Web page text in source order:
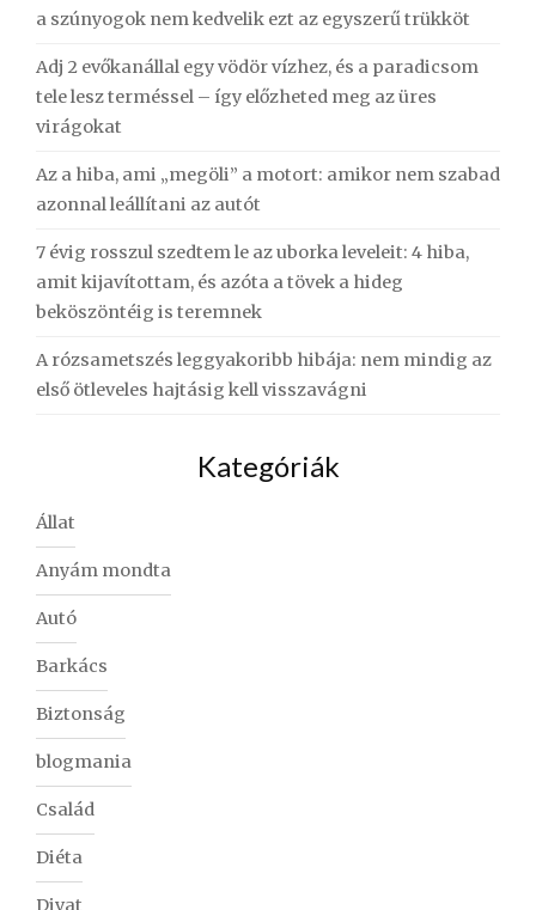
a szúnyogok nem kedvelik ezt az egyszerű trükköt
Adj 2 evőkanállal egy vödör vízhez, és a paradicsom
tele lesz terméssel – így előzheted meg az üres
virágokat
Az a hiba, ami „megöli” a motort: amikor nem szabad
azonnal leállítani az autót
7 évig rosszul szedtem le az uborka leveleit: 4 hiba,
amit kijavítottam, és azóta a tövek a hideg
beköszöntéig is teremnek
A rózsametszés leggyakoribb hibája: nem mindig az
első ötleveles hajtásig kell visszavágni
Kategóriák
Állat
Anyám mondta
Autó
Barkács
Biztonság
blogmania
Család
Diéta
Divat